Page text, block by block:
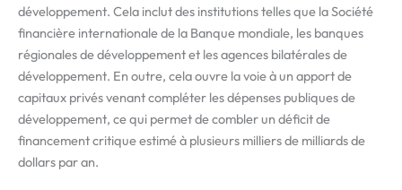
développement. Cela inclut des institutions telles que la Société
financière internationale de la Banque mondiale, les banques
régionales de développement et les agences bilatérales de
développement. En outre, cela ouvre la voie à un apport de
capitaux privés venant compléter les dépenses publiques de
développement, ce qui permet de combler un déficit de
financement critique estimé à plusieurs milliers de milliards de
dollars par an.